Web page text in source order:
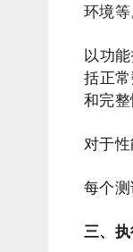
环境等
以功
括正
和完整
对于
每个
三、